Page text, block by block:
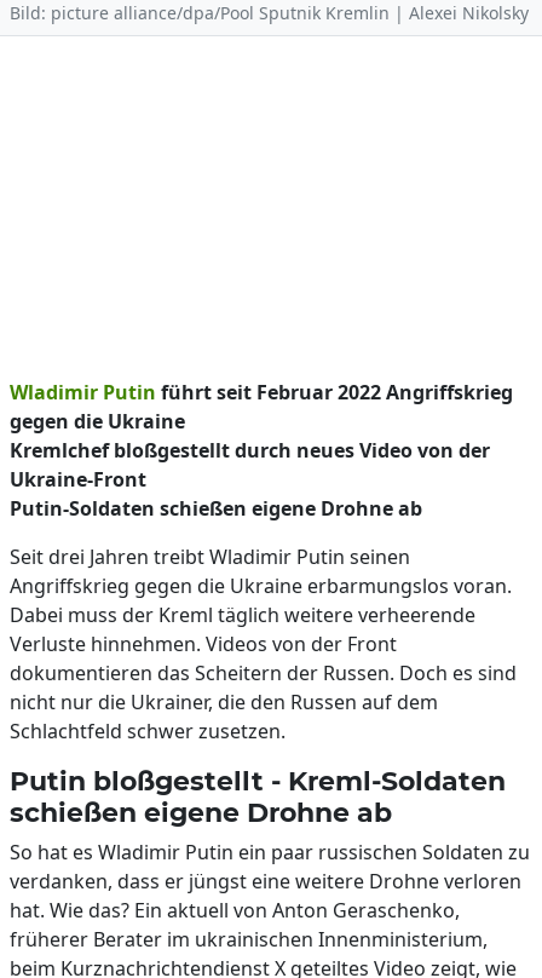
Bild: picture alliance/dpa/Pool Sputnik Kremlin | Alexei Nikolsky
Wladimir Putin führt seit Februar 2022 Angriffskrieg
gegen die Ukraine
Kremlchef bloßgestellt durch neues Video von der
Ukraine-Front
Putin-Soldaten schießen eigene Drohne ab
Seit drei Jahren treibt Wladimir Putin seinen
Angriffskrieg gegen die Ukraine erbarmungslos voran.
Dabei muss der Kreml täglich weitere verheerende
Verluste hinnehmen. Videos von der Front
dokumentieren das Scheitern der Russen. Doch es sind
nicht nur die Ukrainer, die den Russen auf dem
Schlachtfeld schwer zusetzen.
Putin bloßgestellt - Kreml-Soldaten
schießen eigene Drohne ab
So hat es Wladimir Putin ein paar russischen Soldaten zu
verdanken, dass er jüngst eine weitere Drohne verloren
hat. Wie das? Ein aktuell von Anton Geraschenko,
früherer Berater im ukrainischen Innenministerium,
beim Kurznachrichtendienst X geteiltes Video zeigt, wie